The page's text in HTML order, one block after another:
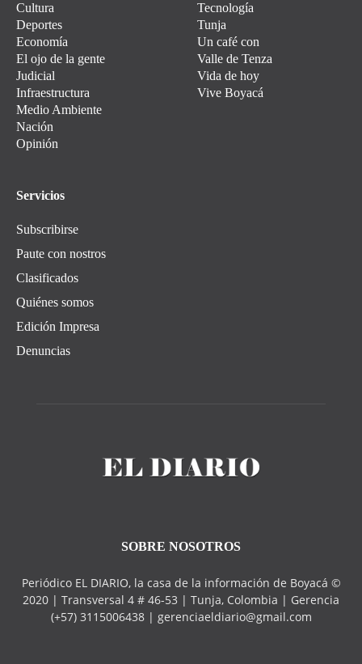
Cultura
Deportes
Economía
El ojo de la gente
Judicial
Infraestructura
Medio Ambiente
Nación
Opinión
Tecnología
Tunja
Un café con
Valle de Tenza
Vida de hoy
Vive Boyacá
Servicios
Subscribirse
Paute con nostros
Clasificados
Quiénes somos
Edición Impresa
Denuncias
SOBRE NOSOTROS
Periódico EL DIARIO, la casa de la información de Boyacá ©
2020 | Transversal 4 # 46-53 | Tunja, Colombia | Gerencia
(+57) 3115006438 | gerenciaeldiario@gmail.com